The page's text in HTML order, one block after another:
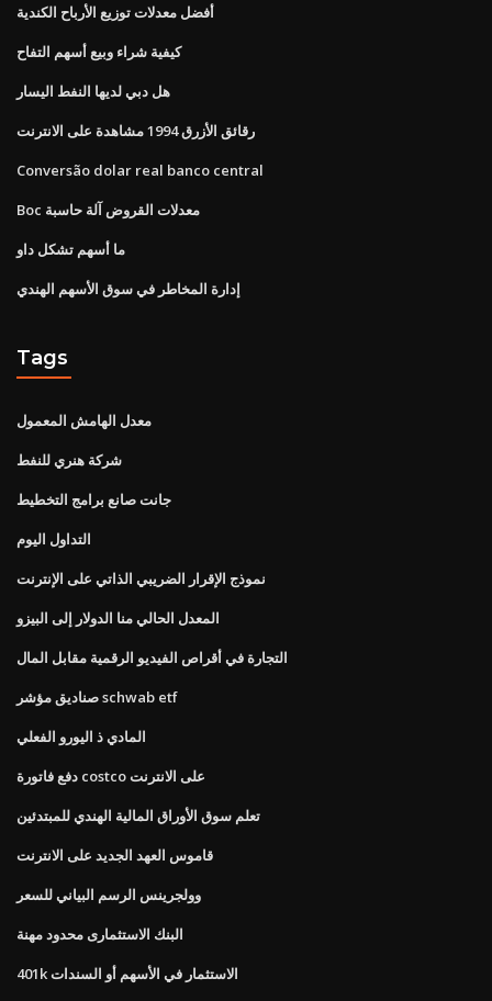
أفضل معدلات توزيع الأرباح الكندية
كيفية شراء وبيع أسهم التفاح
هل دبي لديها النفط اليسار
رقائق الأزرق 1994 مشاهدة على الانترنت
Conversão dolar real banco central
Boc معدلات القروض آلة حاسبة
ما أسهم تشكل داو
إدارة المخاطر في سوق الأسهم الهندي
Tags
معدل الهامش المعمول
شركة هنري للنفط
جانت صانع برامج التخطيط
التداول اليوم
نموذج الإقرار الضريبي الذاتي على الإنترنت
المعدل الحالي منا الدولار إلى البيزو
التجارة في أقراص الفيديو الرقمية مقابل المال
صناديق مؤشر schwab etf
المادي ذ اليورو الفعلي
دفع فاتورة costco على الانترنت
تعلم سوق الأوراق المالية الهندي للمبتدئين
قاموس العهد الجديد على الانترنت
وولجرينس الرسم البياني للسعر
البنك الاستثمارى محدود مهنة
401k الاستثمار في الأسهم أو السندات